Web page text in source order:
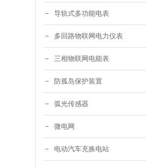
导轨式多功能电表
多回路物联网电力仪表
三相物联网电能表
防孤岛保护装置
弧光传感器
微电网
电动汽车充换电站